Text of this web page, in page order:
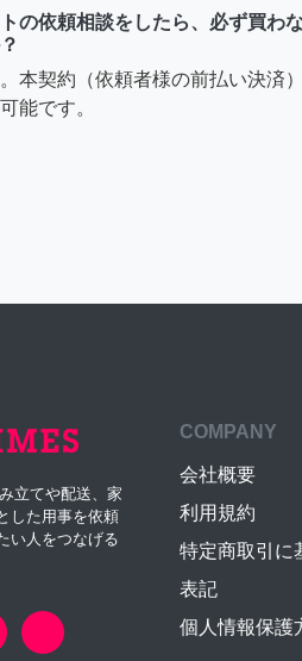
の依頼相談をしたら、必ず買わ
本契約（依頼者様の前払い決済
能です。
立てや配送、家
した用事を依頼
い人をつなげる
COMPANY
会社概要
利用規約
特定商取引に
表記
個人情報保護